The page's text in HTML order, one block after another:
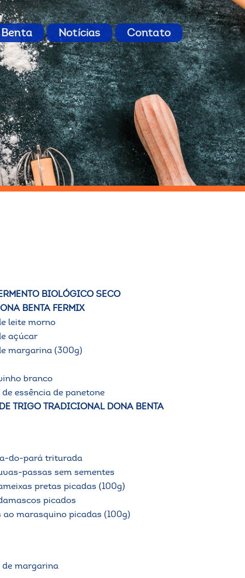
Notícias Contato
BIOLÓGICO SECO
BENTA FERMIX
leite morno
açúcar
margarina (300g)
branco
essência de panetone
TRIGO TRADICIONAL DONA BENTA
do-pará triturada
passas sem sementes
pretas picadas (100g)
picados
ao marasquino picadas (100g)
de margarina